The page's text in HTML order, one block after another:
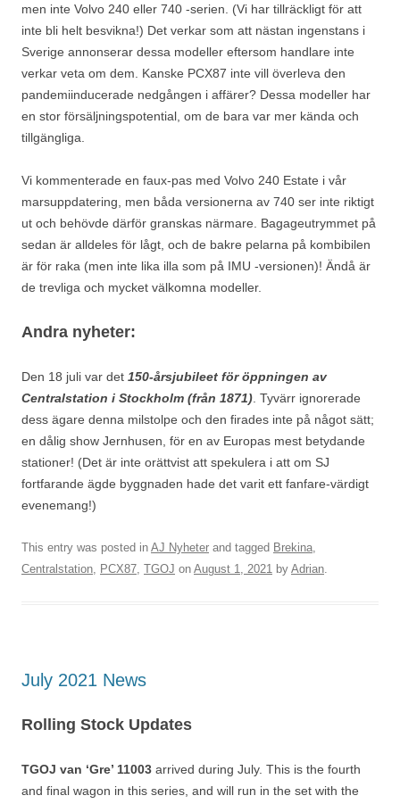
men inte Volvo 240 eller 740 -serien. (Vi har tillräckligt för att
inte bli helt besvikna!) Det verkar som att nästan ingenstans i
Sverige annonserar dessa modeller eftersom handlare inte
verkar veta om dem. Kanske PCX87 inte vill överleva den
pandemiinducerade nedgången i affärer? Dessa modeller har
en stor försäljningspotential, om de bara var mer kända och
tillgängliga.
Vi kommenterade en faux-pas med Volvo 240 Estate i vår
marsuppdatering, men båda versionerna av 740 ser inte riktigt
ut och behövde därför granskas närmare. Bagageutrymmet på
sedan är alldeles för lågt, och de bakre pelarna på kombibilen
är för raka (men inte lika illa som på IMU -versionen)! Ändå är
de trevliga och mycket välkomna modeller.
Andra nyheter:
Den 18 juli var det 150-årsjubileet för öppningen av
Centralstation i Stockholm (från 1871) . Tyvärr ignorerade
dess ägare denna milstolpe och den firades inte på något sätt;
en dålig show Jernhusen, för en av Europas mest betydande
stationer! (Det är inte orättvist att spekulera i att om SJ
fortfarande ägde byggnaden hade det varit ett fanfare-värdigt
evenemang!)
This entry was posted in AJ Nyheter and tagged Brekina,
Centralstation, PCX87, TGOJ on August 1, 2021 by Adrian.
July 2021 News
Rolling Stock Updates
TGOJ van ‘Gre’ 11003 arrived during July. This is the fourth
and final wagon in this series, and will run in the set with the